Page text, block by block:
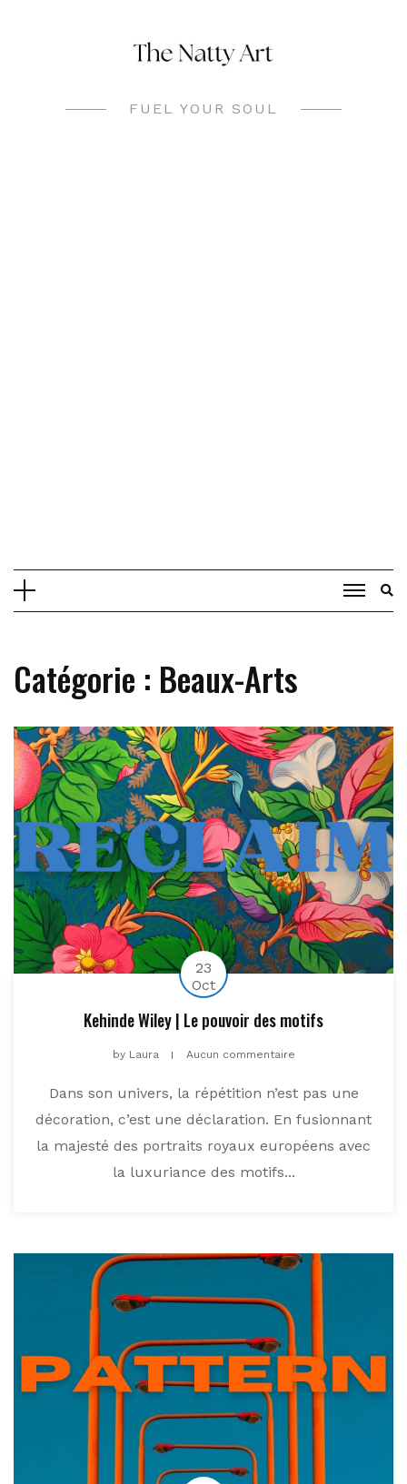
FUEL YOUR SOUL
Catégorie : Beaux-Arts
23
Oct
Kehinde Wiley | Le pouvoir des motifs
byLaura Aucun commentaire
Dans son univers, la répétition n’est pas une
décoration, c’est une déclaration. En fusionnant
la majesté des portraits royaux européens avec
la luxuriance des motifs...